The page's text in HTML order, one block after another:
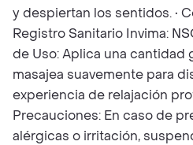
y despiertan los sentidos. •
Registro Sanitario Invima:
de Uso: Aplica una cantidad
masajea suavemente para
experiencia de relajación
Precauciones: En caso de
alérgicas o irritación,